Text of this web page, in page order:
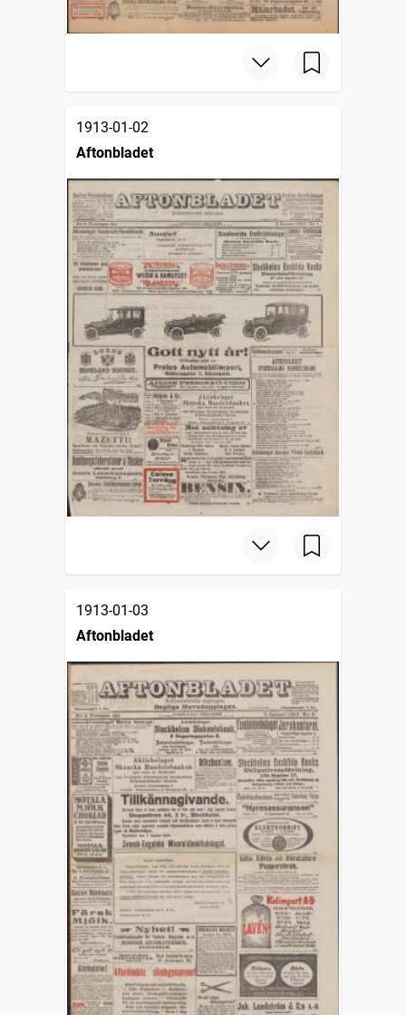
1913-01-02
Aftonbladet
1913-01-03
Aftonbladet